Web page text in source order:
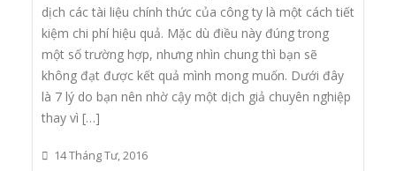
dịch các tài liệu chính thức của công ty là một cách tiết
kiệm chi phí hiệu quả. Mặc dù điều này đúng trong
một số trường hợp, nhưng nhìn chung thì bạn sẽ
không đạt được kết quả mình mong muốn. Dưới đây
là 7 lý do bạn nên nhờ cậy một dịch giả chuyên nghiệp
thay vì […]
14 Tháng Tư, 2016